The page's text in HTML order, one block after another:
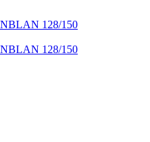
128/150
128/150